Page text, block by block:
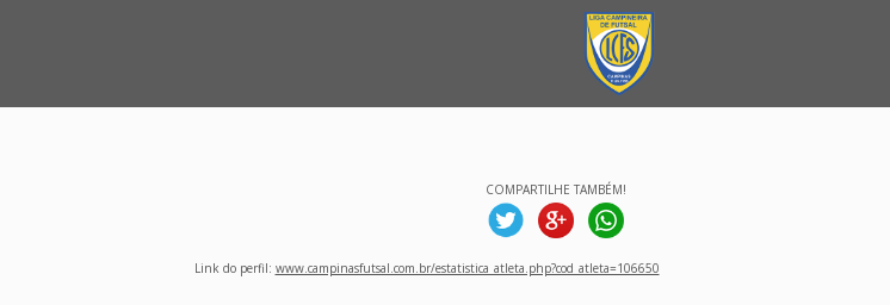
COMPARTILHE TAMBÉM!
Link do perfil: www.campinasfutsal.com.br/estatistica_atleta.php?cod_atleta=106650